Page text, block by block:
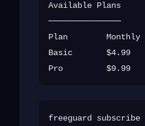
Available Plans
───────────────
Plan        Monthly
Basic       $4.99